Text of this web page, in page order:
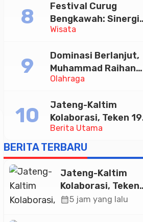
Tabungan Bima Bank
Jateng
Wisata
Festival Curug
Bengkawah: Sinergi
Desa Sikasur dan
Memajukan Wisata
serta UMKM Lokal
Olahraga
Dominasi Berlanjut,
Muhammad Raihan
Fadila Sabet Emas
Taekwondo Indonesia
Open 2026
Berita Utama
Jateng-Kaltim
Kolaborasi, Teken 19
Kerja Sama Ekonomi
Senilai Rp 20,2 Triliun
BERITA TERBARU
Jateng-Kaltim
Kolaborasi, Teken
19 Kerja Sama
calendar_month5 jam yang lalu